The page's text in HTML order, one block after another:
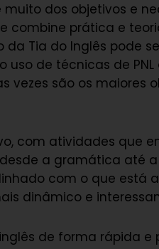
dos objetivos e
combine prática e
Tia do Inglês pode
uso de técnicas de
vezes são os maiores
com atividades que
a gramática até
com o que está
dinâmico e
de forma rápida e